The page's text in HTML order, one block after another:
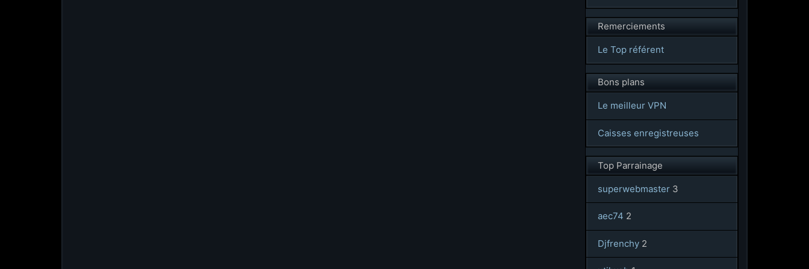
Remerciements
Le Top référent
Bons plans
Le meilleur VPN
Caisses enregistreuses
Top Parrainage
superwebmaster 3
aec74 2
Djfrenchy 2